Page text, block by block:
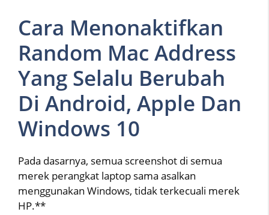
Cara Menonaktifkan
Random Mac Address
Yang Selalu Berubah
Di Android, Apple Dan
Windows 10
Pada dasarnya, semua screenshot di semua
merek perangkat laptop sama asalkan
menggunakan Windows, tidak terkecuali merek
HP.**